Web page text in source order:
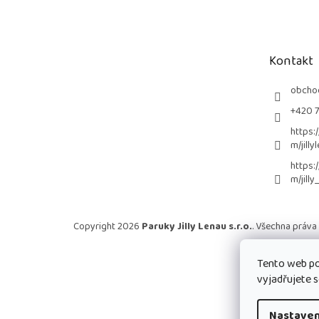
Tento web
vyjadřujete
Kontakt
+420
m/
m/
Copyright 2026 Paruky Jilly Lenau s.r.o.. Všechna